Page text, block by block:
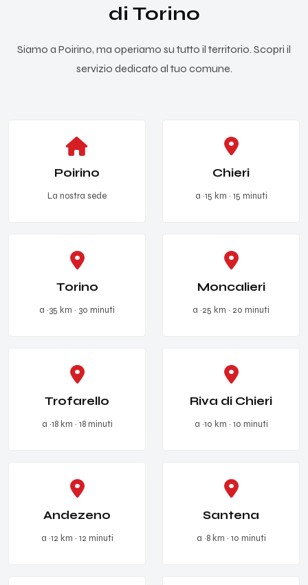
di Torino
Siamo a Poirino, ma operiamo su tutto il territorio. Scopri il
servizio dedicato al tuo comune.
Poirino
La nostra sede
Chieri
a ~15 km · 15 minuti
Torino
a ~35 km · 30 minuti
Moncalieri
a ~25 km · 20 minuti
Trofarello
a ~18 km · 18 minuti
Riva di Chieri
a ~10 km · 10 minuti
Andezeno
a ~12 km · 12 minuti
Santena
a ~8 km · 10 minuti